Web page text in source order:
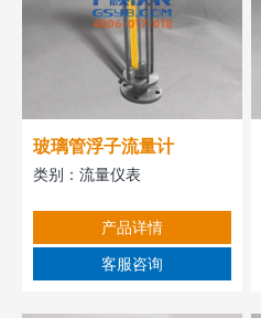
玻璃管浮子流量计
类别： 流量仪表
产品详情
客服咨询